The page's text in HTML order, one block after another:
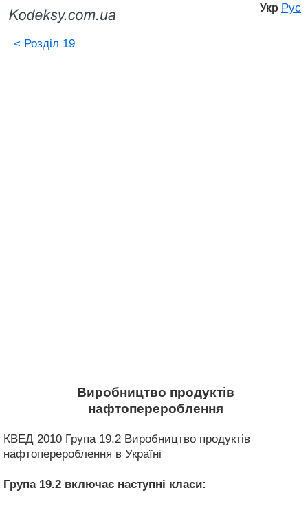
Укр Рус
< Розділ 19
Виробництво продуктів
нафтоперероблення
КВЕД 2010 Група 19.2 Виробництво продуктів
нафтоперероблення в Україні
Група 19.2 включає наступні класи: